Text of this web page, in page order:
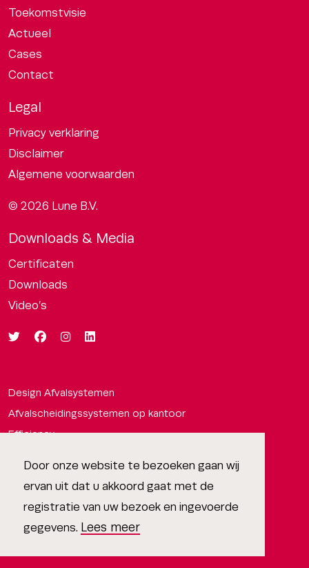
Door onze website te bezoeken gaan wij
ervan uit dat u akkoord gaat met de
registratie van uw bezoek en ingevoerde
gegevens. Lees meer
Toekomstvisie
Actueel
Cases
Contact
Legal
Privacy verklaring
Disclaimer
Algemene voorwaarden
© 2026 Lune B.V.
Downloads & Media
Certificaten
Downloads
Video’s
Design Afvalsystemen
Afvalscheidingssystemen op kantoor
Efficiency
Expertise